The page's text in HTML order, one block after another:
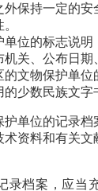
保持一定的安
位的标志说明
关、公布日期
文物保护单
少数民族文字
单位的记录档
资料和有关文
录档案，应当